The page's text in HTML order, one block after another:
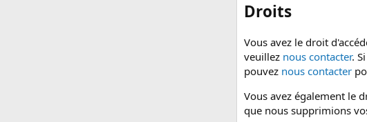
Droits
Vous avez le droit
veuillez nous contacter.
pouvez nous contacter
Vous avez également le
que nous supprimions